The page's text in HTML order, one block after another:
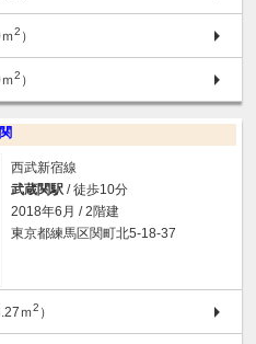
2 ）
2 ）
西武新宿線
武蔵関駅 / 徒歩10分
2018年6月 / 2階建
東京都練馬区関町北5-18-37
ｍ2 ）